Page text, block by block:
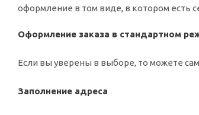
оформление в том виде, в котором есть
Оформление заказа в стандартном
Если вы уверены в выборе, то можете
Заполнение адреса